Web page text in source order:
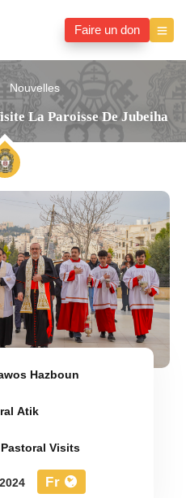
Faire un don
Nouvelles
La Paroisse De Jubeiha
Hazboun
Atik
Pastoral Visits
Fr